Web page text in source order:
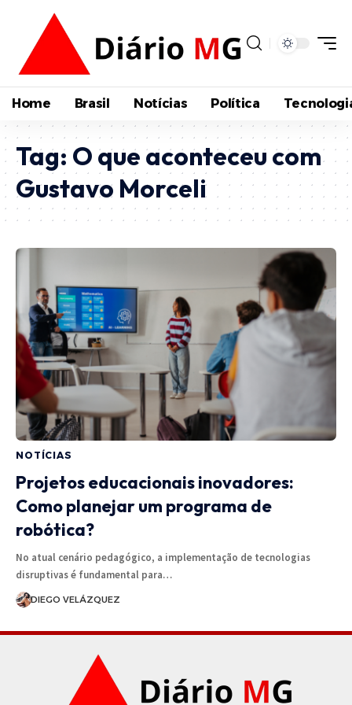
Home Brasil Notícias Política
Tag: O que aconteceu com
Gustavo Morceli
NOTÍCIAS
Projetos educacionais inovadores:
Como planejar um programa de
robótica?
No atual cenário pedagógico, a implementação de tecnologias
disruptivas é fundamental para…
DIEGO VELÁZQUEZ